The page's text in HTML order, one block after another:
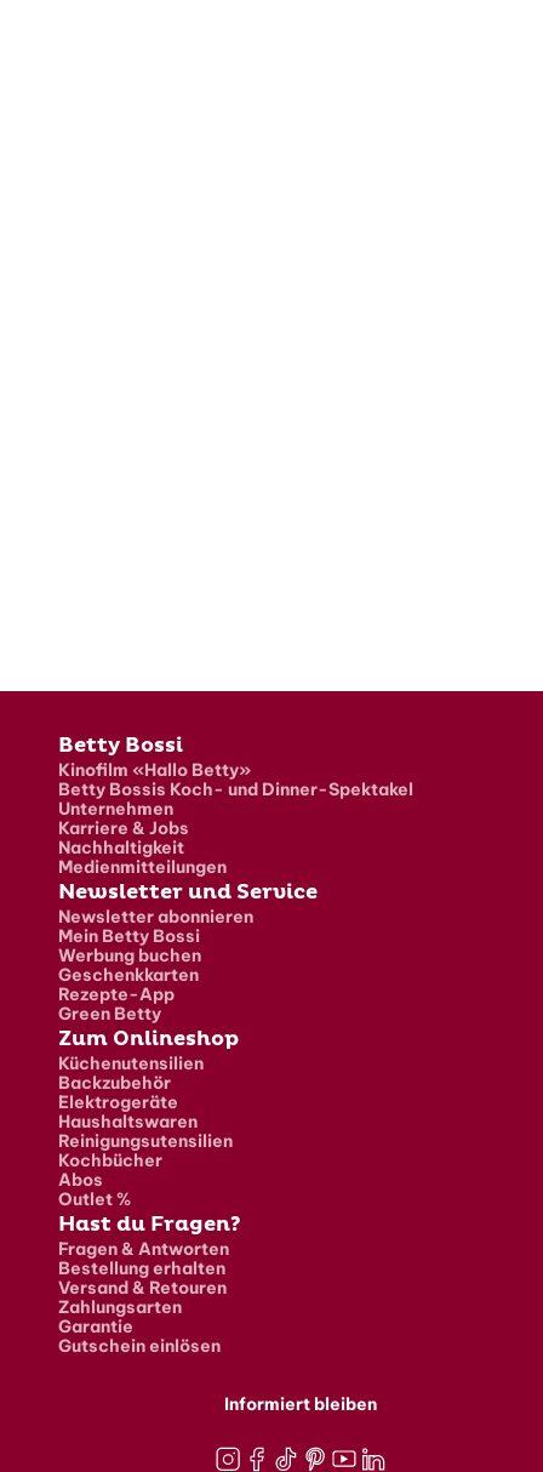
Fusszeile
Betty Bossi
Kinofilm «Hallo Betty»
Betty Bossis Koch- und Dinner-Spektakel
Unternehmen
Karriere & Jobs
Nachhaltigkeit
Medienmitteilungen
Newsletter und Service
Newsletter abonnieren
Mein Betty Bossi
Werbung buchen
Geschenkkarten
Rezepte-App
Green Betty
Zum Onlineshop
Küchenutensilien
Backzubehör
Elektrogeräte
Haushaltswaren
Reinigungsutensilien
Kochbücher
Abos
Outlet %
Hast du Fragen?
Fragen & Antworten
Bestellung erhalten
Versand & Retouren
Zahlungsarten
Garantie
Gutschein einlösen
Informiert bleiben